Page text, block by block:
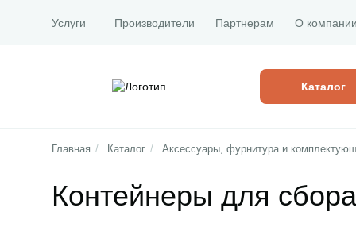
Услуги Производители Партнерам О компании
Каталог
Главная / Каталог / Аксессуары, фурнитура и
Контейнеры для